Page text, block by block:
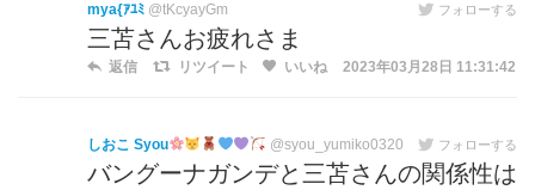
mya{ｱﾕﾐ @tKcyayGm フォローする
三苫さんお疲れさま
返信 リツイート いいね 2023年03月28日 11:31:42
しおこ Syou @syou_yumiko0320 フォローする
バングーナガンデと三苫さんの関係性は